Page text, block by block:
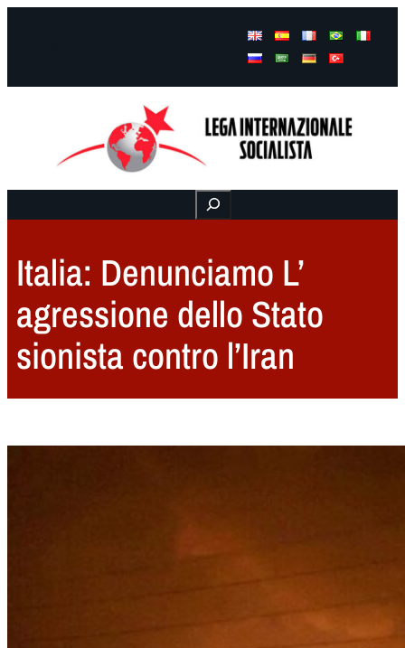
Buscar
Italia: Denunciamo L’
agressione dello Stato
sionista contro l’Iran